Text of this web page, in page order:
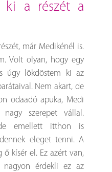
ki a részét a
már Medikénél is.
Volt olyan, hogy egy
úgy lökdöstem ki az
Nem akart, de
odaadó apuka, Medi
nagy szerepet vállal.
emellett itthon is
eleget tenni. A
kísér el. Ez azért van,
nagyon érdekli ez az